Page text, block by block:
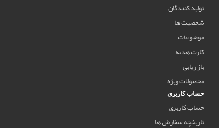
تولید کنندگان
شخصیت ها
موضوعات
کارت هدیه
بازاریابی
محصولات ویژه
حساب کاربری
حساب کاربری
تاریخچه سفارش ها